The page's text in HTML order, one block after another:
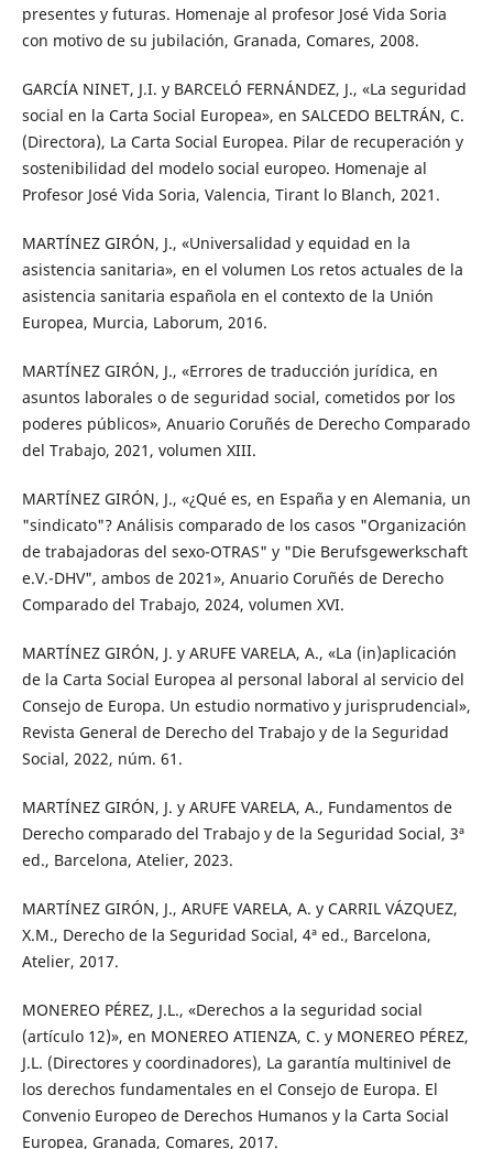
presentes y futuras. Homenaje al profesor José Vida Soria
con motivo de su jubilación, Granada, Comares, 2008.
GARCÍA NINET, J.I. y BARCELÓ FERNÁNDEZ, J., «La seguridad
social en la Carta Social Europea», en SALCEDO BELTRÁN, C.
(Directora), La Carta Social Europea. Pilar de recuperación y
sostenibilidad del modelo social europeo. Homenaje al
Profesor José Vida Soria, Valencia, Tirant lo Blanch, 2021.
MARTÍNEZ GIRÓN, J., «Universalidad y equidad en la
asistencia sanitaria», en el volumen Los retos actuales de la
asistencia sanitaria española en el contexto de la Unión
Europea, Murcia, Laborum, 2016.
MARTÍNEZ GIRÓN, J., «Errores de traducción jurídica, en
asuntos laborales o de seguridad social, cometidos por los
poderes públicos», Anuario Coruñés de Derecho Comparado
del Trabajo, 2021, volumen XIII.
MARTÍNEZ GIRÓN, J., «¿Qué es, en España y en Alemania, un
"sindicato"? Análisis comparado de los casos "Organización
de trabajadoras del sexo-OTRAS" y "Die Berufsgewerkschaft
e.V.-DHV", ambos de 2021», Anuario Coruñés de Derecho
Comparado del Trabajo, 2024, volumen XVI.
MARTÍNEZ GIRÓN, J. y ARUFE VARELA, A., «La (in)aplicación
de la Carta Social Europea al personal laboral al servicio del
Consejo de Europa. Un estudio normativo y jurisprudencial»,
Revista General de Derecho del Trabajo y de la Seguridad
Social, 2022, núm. 61.
MARTÍNEZ GIRÓN, J. y ARUFE VARELA, A., Fundamentos de
Derecho comparado del Trabajo y de la Seguridad Social, 3ª
ed., Barcelona, Atelier, 2023.
MARTÍNEZ GIRÓN, J., ARUFE VARELA, A. y CARRIL VÁZQUEZ,
X.M., Derecho de la Seguridad Social, 4ª ed., Barcelona,
Atelier, 2017.
MONEREO PÉREZ, J.L., «Derechos a la seguridad social
(artículo 12)», en MONEREO ATIENZA, C. y MONEREO PÉREZ,
J.L. (Directores y coordinadores), La garantía multinivel de
los derechos fundamentales en el Consejo de Europa. El
Convenio Europeo de Derechos Humanos y la Carta Social
Europea, Granada, Comares, 2017.